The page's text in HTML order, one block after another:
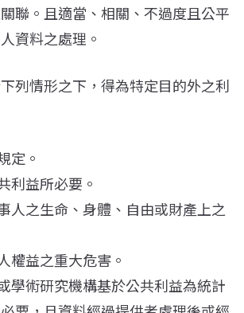
聯。且適當、相關、不過度且公平
資料之處理。
列情形之下，得為特定目的外之利
定。
利益所必要。
人之生命、身體、自由或財產上之
權益之重大危害。
學術研究機構基於公共利益為統計